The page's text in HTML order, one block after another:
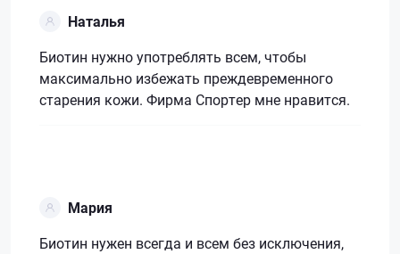
Наталья
Биотин нужно употреблять всем, чтобы
максимально избежать преждевременного
старения кожи. Фирма Спортер мне нравится.
Мария
Биотин нужен всегда и всем без исключения,